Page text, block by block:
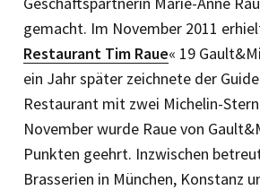
gemacht. Im November 2011
Restaurant Tim Raue« 19
ein Jahr später zeichnete der
Restaurant mit zwei Michelin-
November wurde Raue von
Punkten geehrt. Inzwischen
Brasserien in München, Konstanz